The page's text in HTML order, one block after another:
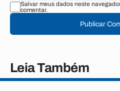
Salvar meus dados neste
comentar.
Publicar
Leia Também